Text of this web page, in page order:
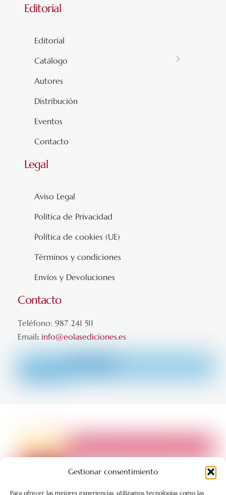
Gestionar consentimiento
Para ofrecer las mejores experiencias, utilizamos tecnologías como las
Editorial
Editorial
Catálogo
Autores
Distribución
Eventos
Contacto
Legal
Aviso Legal
Política de Privacidad
Política de cookies (UE)
Términos y condiciones
Envíos y Devoluciones
Contacto
Teléfono: 987 241 511
Email: info@eolasediciones.es